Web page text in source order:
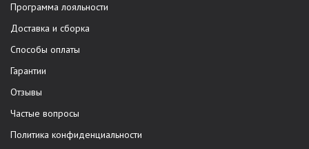
Программа лояльности
Доставка и сборка
Способы оплаты
Гарантии
Отзывы
Частые вопросы
Политика конфиденциальности